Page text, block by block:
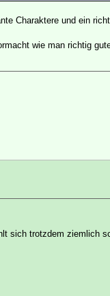
Charaktere und ein
wie man richtig
sich trotzdem ziemlich